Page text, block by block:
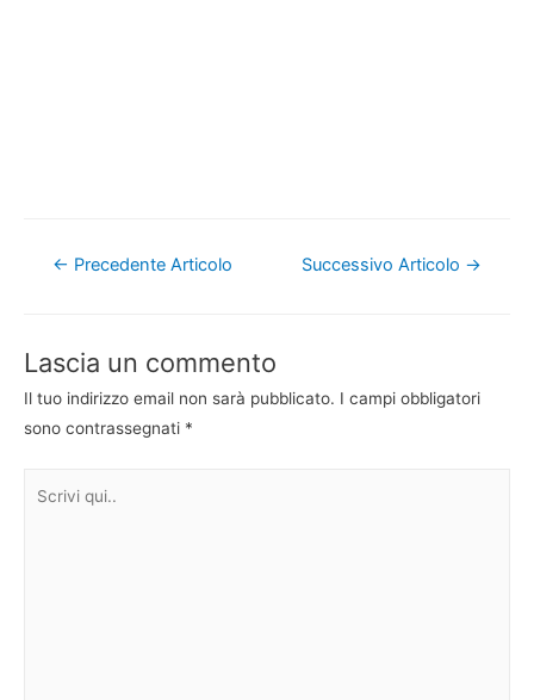
Navigazione
← Precedente Articolo Successivo Articolo →
Lascia un commento
Il tuo indirizzo email non sarà pubblicato. I campi obbligatori
sono contrassegnati *